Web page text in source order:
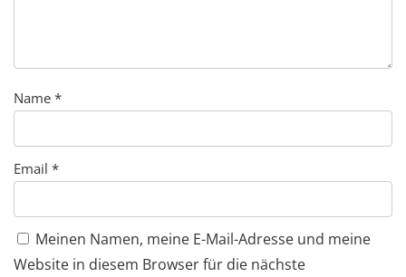
Name *
Email *
Meinen Namen, meine E-Mail-Adresse und meine
Website in diesem Browser für die nächste